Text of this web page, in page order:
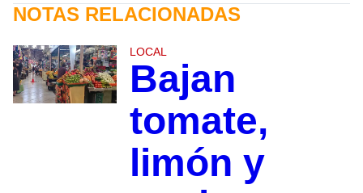
NOTAS RELACIONADAS
LOCAL
Bajan
tomate,
limón y